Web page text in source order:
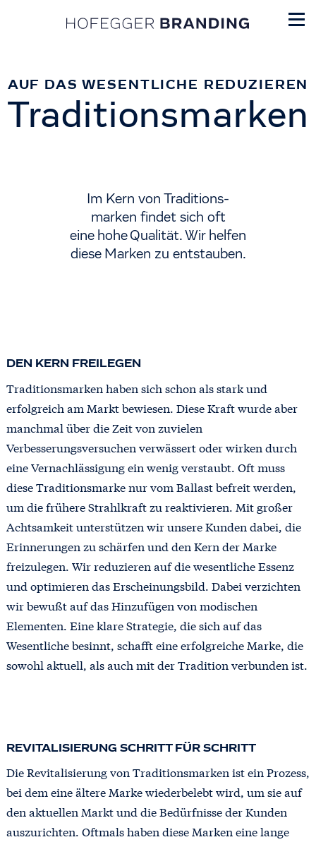
Traditionsmarken
AUF DAS WESENTLICHE REDUZIEREN
Im Kern von Traditions-
marken findet sich oft
eine hohe Qualität. Wir helfen
diese Marken zu entstauben.
DEN KERN FREILEGEN
Traditionsmarken haben sich schon als stark und
erfolgreich am Markt bewiesen. Diese Kraft wurde aber
manchmal über die Zeit von zuvielen
Verbesserungsversuchen verwässert oder wirken durch
eine Vernachlässigung ein wenig verstaubt. Oft muss
diese Traditionsmarke nur vom Ballast befreit werden,
um die frühere Strahlkraft zu reaktivieren. Mit großer
Achtsamkeit unterstützen wir unsere Kunden dabei, die
Erinnerungen zu schärfen und den Kern der Marke
freizulegen. Wir reduzieren auf die wesentliche Essenz
und optimieren das Erscheinungsbild. Dabei verzichten
wir bewußt auf das Hinzufügen von modischen
Elementen. Eine klare Strategie, die sich auf das
Wesentliche besinnt, schafft eine erfolgreiche Marke, die
sowohl aktuell, als auch mit der Tradition verbunden ist.
REVITALISIERUNG SCHRITT FÜR SCHRITT
Die Revitalisierung von Traditionsmarken ist ein Prozess,
bei dem eine ältere Marke wiederbelebt wird, um sie auf
den aktuellen Markt und die Bedürfnisse der Kunden
auszurichten. Oftmals haben diese Marken eine lange